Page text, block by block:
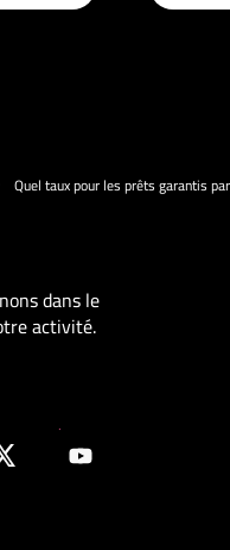
Quel taux pour les prêts garantis
dans le
activité.